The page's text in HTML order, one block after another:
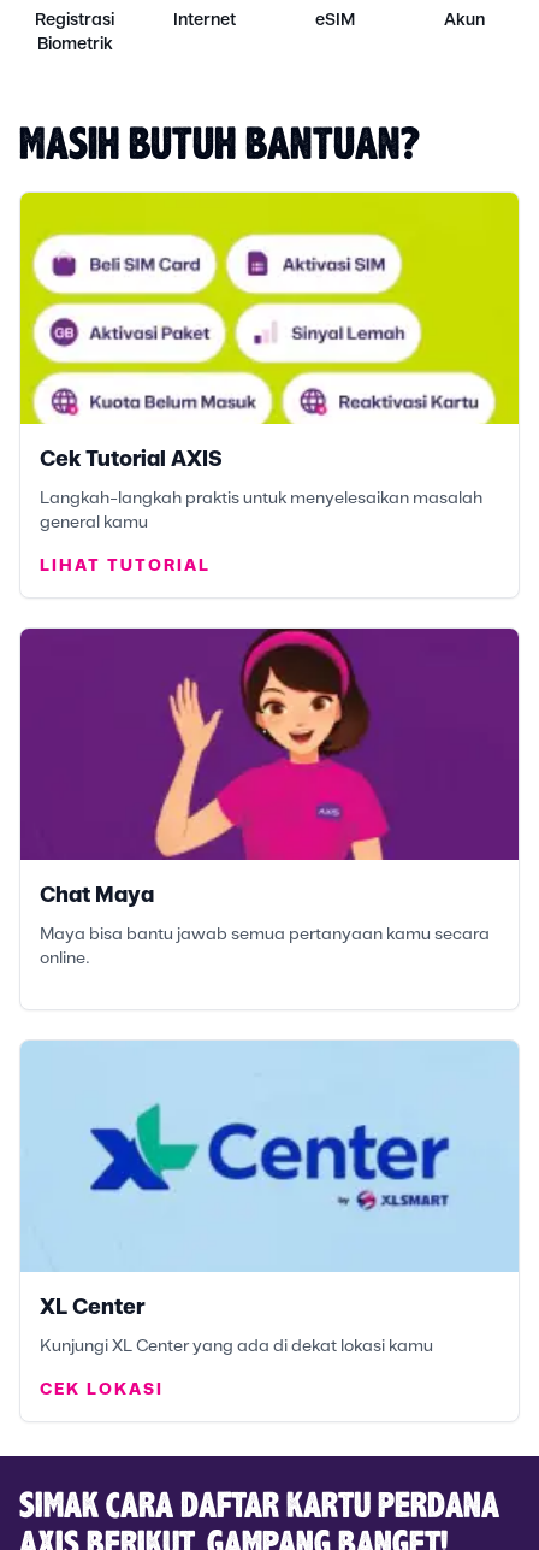
Registrasi
Biometrik
Internet eSIM Akun
MASIH BUTUH BANTUAN?
Cek Tutorial AXIS
Langkah-langkah praktis untuk menyelesaikan masalah
general kamu
LIHAT TUTORIAL
Chat Maya
Maya bisa bantu jawab semua pertanyaan kamu secara
online.
XL Center
Kunjungi XL Center yang ada di dekat lokasi kamu
CEK LOKASI
SIMAK CARA DAFTAR KARTU PERDANA